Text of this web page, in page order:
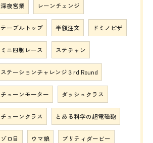
深夜営業 レーンチェンジ
テーブルトップ 半額注文 ドミノピザ
ミニ四駆レース ステチャン
ステーションチャレンジ３rd Round
チューンモーター ダッシュクラス
チューンクラス とある科学の超電磁砲
ゾロ目 ウマ娘 プリティダービー